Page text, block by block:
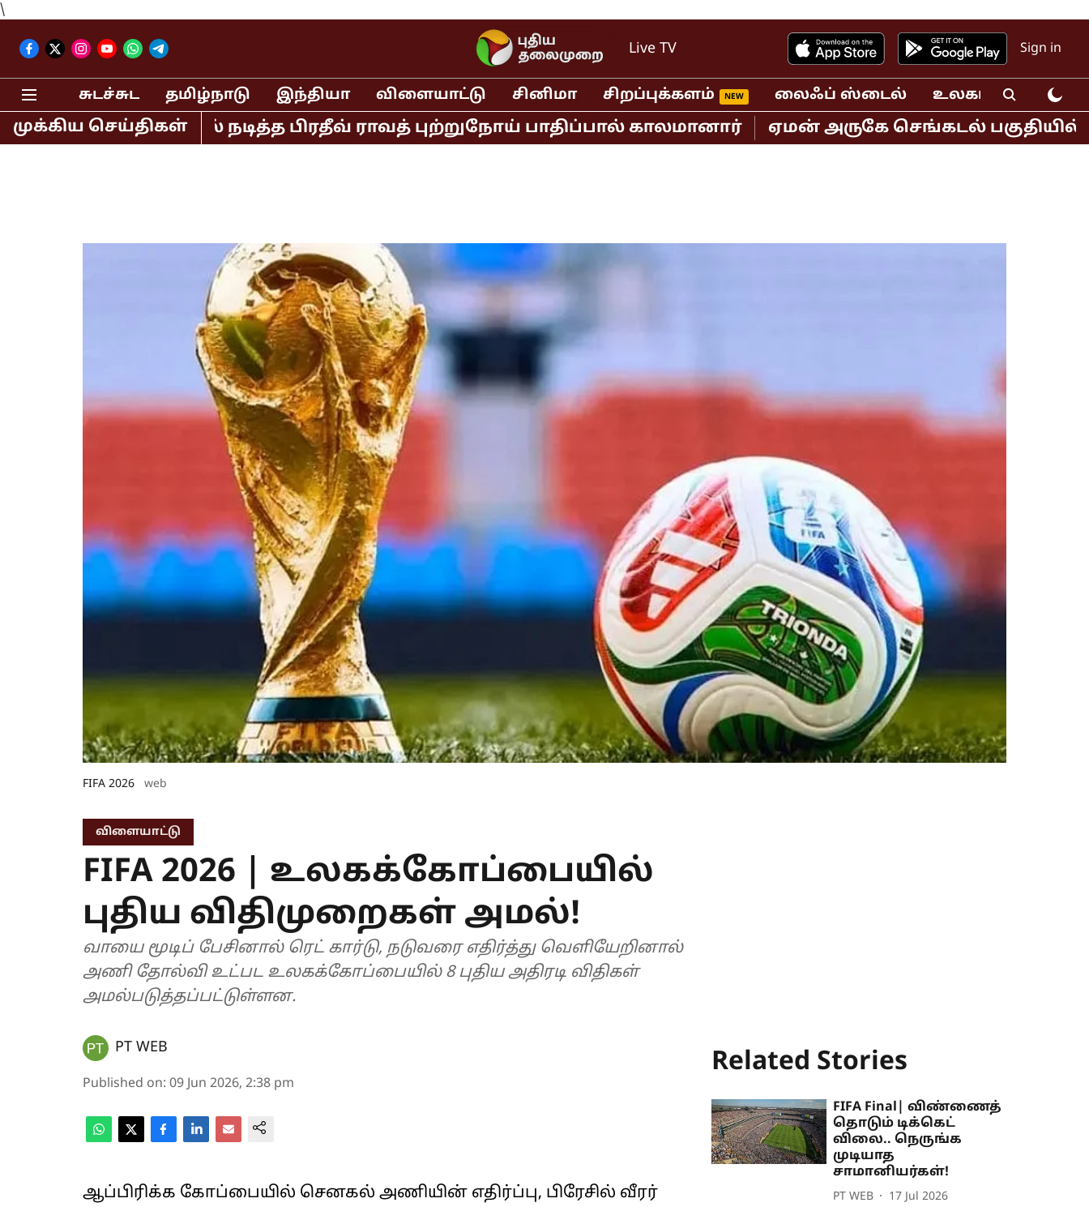
\
Live TV Sign in
சுடச்சுட தமிழ்நாடு இந்தியா விளையாட்டு சினிமா சிறப்புக்களம் லைஃப் ஸ்டைல் உலகம்
முக்கிய செய்திகள்நடித்த பிரதீவ் ராவத் புற்றுநோய் பாதிப்பால் காலமானார் ஏமன் அருகே செங்கடல் பகுதியில்
FIFA 2026 web
விளையாட்டு
FIFA 2026 | உலகக்கோப்பையில்
புதிய விதிமுறைகள் அமல்!
வாயை மூடிப் பேசினால் ரெட் கார்டு, நடுவரை எதிர்த்து வெளியேறினால்
அணி தோல்வி உட்பட உலகக்கோப்பையில் 8 புதிய அதிரடி விதிகள்
அமல்படுத்தப்பட்டுள்ளன.
PT WEB
Published on: 09 Jun 2026, 2:38 pm
ஆப்பிரிக்க கோப்பையில் செனகல் அணியின் எதிர்ப்பு, பிரேசில் வீரர்
Related Stories
FIFA Final| விண்ணைத்
தொடும் டிக்கெட்
விலை.. நெருங்க
முடியாத
சாமானியர்கள்!
PT WEB 17 Jul 2026